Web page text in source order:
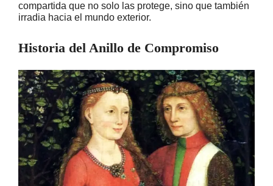
compartida que no solo las protege, sino que también
irradia hacia el mundo exterior.
Historia del Anillo de Compromiso